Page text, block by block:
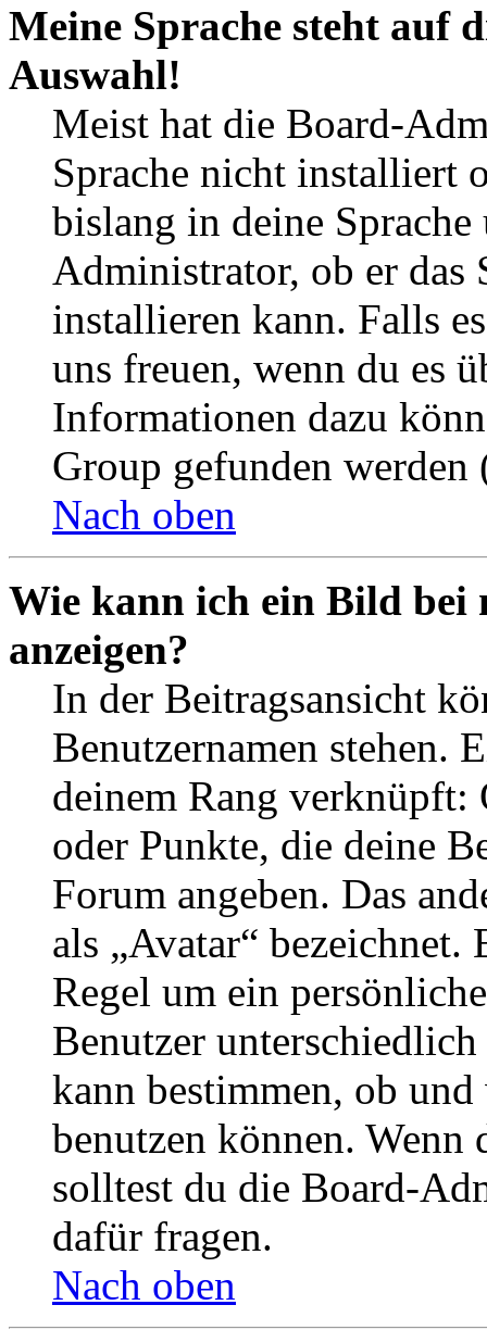
Meine Sprache steht auf
Auswahl!
Meist hat die Board-
Sprache nicht installiert
bislang in deine
Administrator, ob er das
installieren kann. Falls
uns freuen, wenn du es
Informationen dazu
Group gefunden
Nach oben
Wie kann ich ein Bild bei
anzeigen?
In der Beitragsansicht
Benutzernamen stehen.
deinem Rang verknüpft:
oder Punkte, die deine
Forum angeben. Das
als „Avatar“
Regel um ein
Benutzer
kann bestimmen, ob
benutzen können. Wenn
solltest du die Board-
dafür fragen.
Nach oben